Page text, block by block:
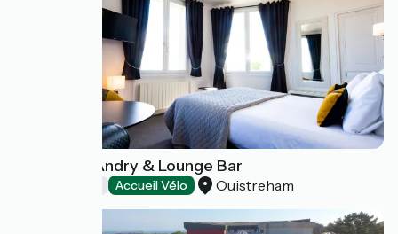
Hôtel Villa Andry & Lounge Bar
Accueil Vélo Ouistreham